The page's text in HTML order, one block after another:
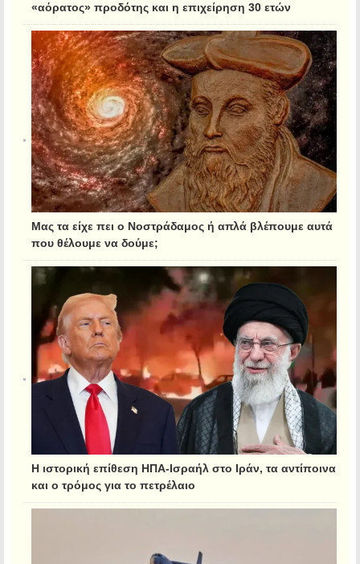
«αόρατος» προδότης και η επιχείρηση 30 ετών
Μας τα είχε πει ο Νοστράδαμος ή απλά βλέπουμε αυτά
που θέλουμε να δούμε;
Η ιστορική επίθεση ΗΠΑ-Ισραήλ στο Ιράν, τα αντίποινα
και ο τρόμος για το πετρέλαιο